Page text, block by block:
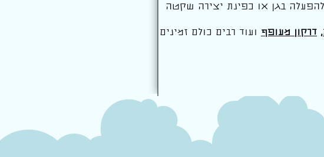
בגן או כפינת יצירה שקטה
, דרקון מעופף ועוד רבים כולם זמינים